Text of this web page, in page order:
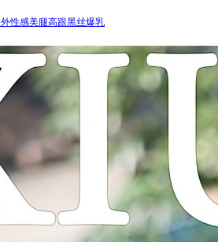
性感美腿高跟黑丝爆乳